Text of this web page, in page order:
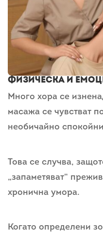
Физическа и
Много хора се
масажа се чувстват
необичайно
Това се случва,
„запаметяват“
хронична умора.
Когато определени